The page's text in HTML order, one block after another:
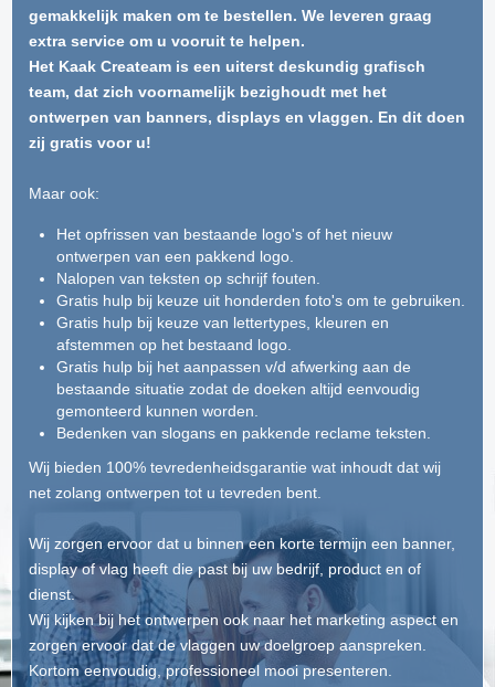
gemakkelijk maken om te bestellen. We leveren graag
extra service om u vooruit te helpen.
Het Kaak Createam is een uiterst deskundig grafisch
team, dat zich voornamelijk bezighoudt met het
ontwerpen van banners, displays en vlaggen. En dit doen
zij gratis voor u!
Maar ook:
Het opfrissen van bestaande logo's of het nieuw
ontwerpen van een pakkend logo.
Nalopen van teksten op schrijf fouten.
Gratis hulp bij keuze uit honderden foto's om te gebruiken.
Gratis hulp bij keuze van lettertypes, kleuren en
afstemmen op het bestaand logo.
Gratis hulp bij het aanpassen v/d afwerking aan de
bestaande situatie zodat de doeken altijd eenvoudig
gemonteerd kunnen worden.
Bedenken van slogans en pakkende reclame teksten.
Wij bieden 100% tevredenheidsgarantie wat inhoudt dat wij
net zolang ontwerpen tot u tevreden bent.
Wij zorgen ervoor dat u binnen een korte termijn een banner,
display of vlag heeft die past bij uw bedrijf, product en of
dienst.
Wij kijken bij het ontwerpen ook naar het marketing aspect en
zorgen ervoor dat de vlaggen uw doelgroep aanspreken.
Kortom eenvoudig, professioneel mooi presenteren.